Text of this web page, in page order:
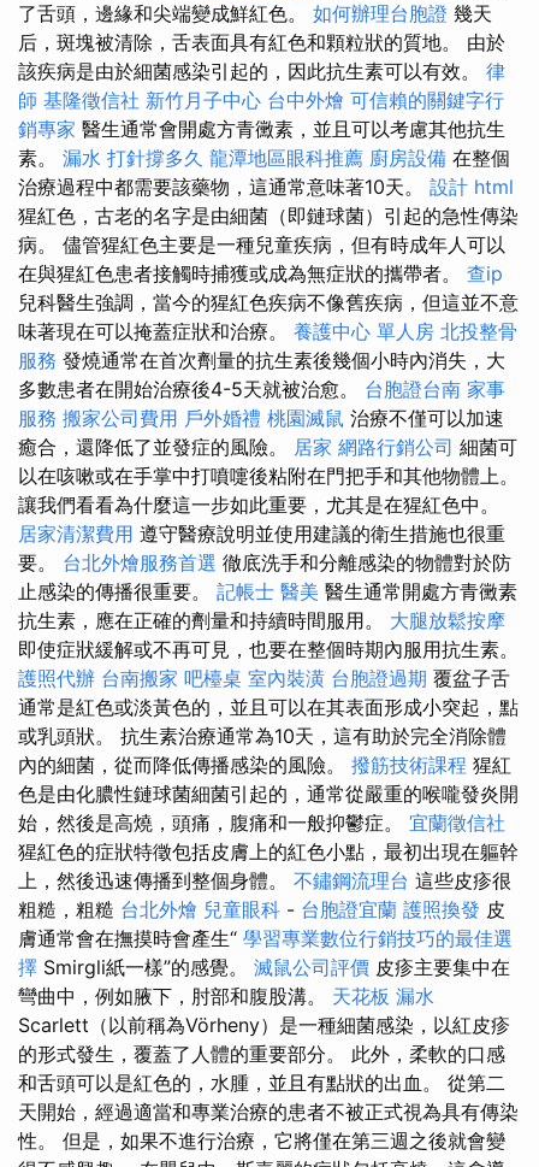
了舌頭，邊緣和尖端變成鮮紅色。 如何辦理台胞證 幾天
后，斑塊被清除，舌表面具有紅色和顆粒狀的質地。 由於
該疾病是由於細菌感染引起的，因此抗生素可以有效。 律
師 基隆徵信社 新竹月子中心 台中外燴 可信賴的關鍵字行
銷專家 醫生通常會開處方青黴素，並且可以考慮其他抗生
素。 漏水 打針撐多久 龍潭地區眼科推薦 廚房設備 在整個
治療過程中都需要該藥物，這通常意味著10天。 設計 html
猩紅色，古老的名字是由細菌（即鏈球菌）引起的急性傳染
病。 儘管猩紅色主要是一種兒童疾病，但有時成年人可以
在與猩紅色患者接觸時捕獲或成為無症狀的攜帶者。 查ip
兒科醫生強調，當今的猩紅色疾病不像舊疾病，但這並不意
味著現在可以掩蓋症狀和治療。 養護中心 單人房 北投整骨
服務 發燒通常在首次劑量的抗生素後幾個小時內消失，大
多數患者在開始治療後4-5天就被治愈。 台胞證台南 家事
服務 搬家公司費用 戶外婚禮 桃園滅鼠 治療不僅可以加速
癒合，還降低了並發症的風險。 居家 網路行銷公司 細菌可
以在咳嗽或在手掌中打噴嚏後粘附在門把手和其他物體上。
讓我們看看為什麼這一步如此重要，尤其是在猩紅色中。
居家清潔費用 遵守醫療說明並使用建議的衛生措施也很重
要。 台北外燴服務首選 徹底洗手和分離感染的物體對於防
止感染的傳播很重要。 記帳士 醫美 醫生通常開處方青黴素
抗生素，應在正確的劑量和持續時間服用。 大腿放鬆按摩
即使症狀緩解或不再可見，也要在整個時期內服用抗生素。
護照代辦 台南搬家 吧檯桌 室內裝潢 台胞證過期 覆盆子舌
通常是紅色或淡黃色的，並且可以在其表面形成小突起，點
或乳頭狀。 抗生素治療通常為10天，這有助於完全消除體
內的細菌，從而降低傳播感染的風險。 撥筋技術課程 猩紅
色是由化膿性鏈球菌細菌引起的，通常從嚴重的喉嚨發炎開
始，然後是高燒，頭痛，腹痛和一般抑鬱症。 宜蘭徵信社
猩紅色的症狀特徵包括皮膚上的紅色小點，最初出現在軀幹
上，然後迅速傳播到整個身體。 不鏽鋼流理台 這些皮疹很
粗糙，粗糙 台北外燴 兒童眼科 - 台胞證宜蘭 護照換發 皮
膚通常會在撫摸時會產生“ 學習專業數位行銷技巧的最佳選
擇 Smirgli紙一樣”的感覺。 滅鼠公司評價 皮疹主要集中在
彎曲中，例如腋下，肘部和腹股溝。 天花板 漏水
Scarlett（以前稱為Vörheny）是一種細菌感染，以紅皮疹
的形式發生，覆蓋了人體的重要部分。 此外，柔軟的口感
和舌頭可以是紅色的，水腫，並且有點狀的出血。 從第二
天開始，經過適當和專業治療的患者不被正式視為具有傳染
性。 但是，如果不進行治療，它將僅在第三週之後就會變